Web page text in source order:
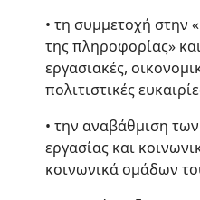
• τη συμμετοχή στην
της πληροφορίας»
εργασιακές,
πολιτιστικές
• την αναβάθμιση
εργασίας και
κοινωνικά ομάδων